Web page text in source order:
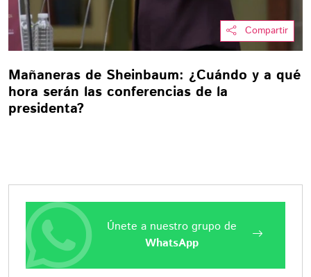
Compartir
Mañaneras de Sheinbaum: ¿Cuándo y a qué
hora serán las conferencias de la
presidenta?
Únete a nuestro grupo de
WhatsApp